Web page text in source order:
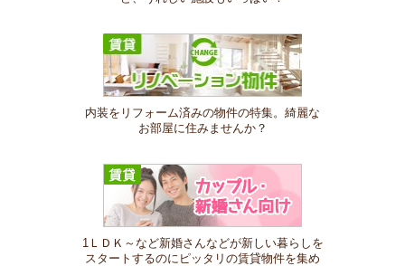
内装をリフォーム済みの物件の特集。綺麗な
お部屋に住みませんか？
1ＬＤＫ～など新婚さんなどが新しい暮らしを
スタートするのにピッタリの賃貸物件を集め